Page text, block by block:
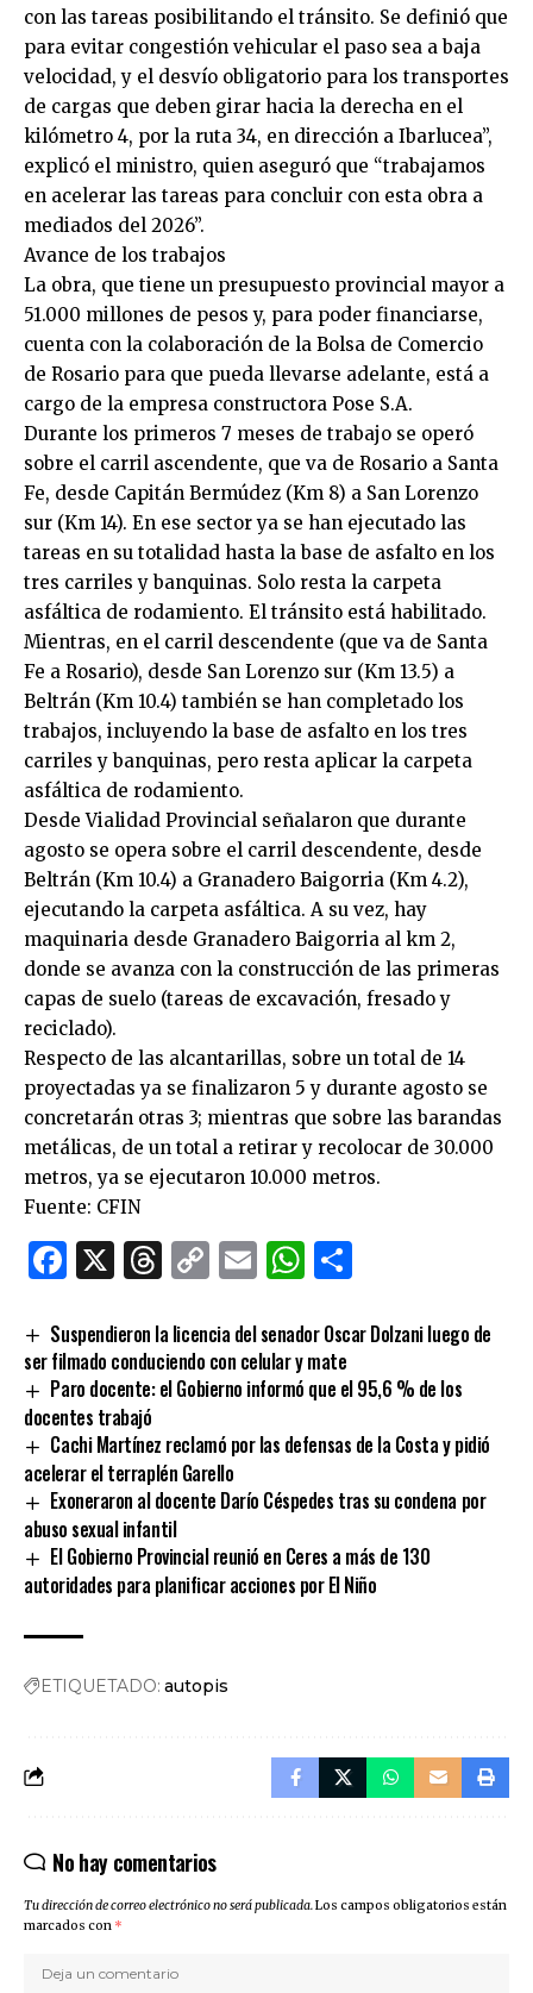
con las tareas posibilitando el tránsito. Se definió que
para evitar congestión vehicular el paso sea a baja
velocidad, y el desvío obligatorio para los transportes
de cargas que deben girar hacia la derecha en el
kilómetro 4, por la ruta 34, en dirección a Ibarlucea”,
explicó el ministro, quien aseguró que “trabajamos
en acelerar las tareas para concluir con esta obra a
mediados del 2026”.
Avance de los trabajos
La obra, que tiene un presupuesto provincial mayor a
51.000 millones de pesos y, para poder financiarse,
cuenta con la colaboración de la Bolsa de Comercio
de Rosario para que pueda llevarse adelante, está a
cargo de la empresa constructora Pose S.A.
Durante los primeros 7 meses de trabajo se operó
sobre el carril ascendente, que va de Rosario a Santa
Fe, desde Capitán Bermúdez (Km 8) a San Lorenzo
sur (Km 14). En ese sector ya se han ejecutado las
tareas en su totalidad hasta la base de asfalto en los
tres carriles y banquinas. Solo resta la carpeta
asfáltica de rodamiento. El tránsito está habilitado.
Mientras, en el carril descendente (que va de Santa
Fe a Rosario), desde San Lorenzo sur (Km 13.5) a
Beltrán (Km 10.4) también se han completado los
trabajos, incluyendo la base de asfalto en los tres
carriles y banquinas, pero resta aplicar la carpeta
asfáltica de rodamiento.
Desde Vialidad Provincial señalaron que durante
agosto se opera sobre el carril descendente, desde
Beltrán (Km 10.4) a Granadero Baigorria (Km 4.2),
ejecutando la carpeta asfáltica. A su vez, hay
maquinaria desde Granadero Baigorria al km 2,
donde se avanza con la construcción de las primeras
capas de suelo (tareas de excavación, fresado y
reciclado).
Respecto de las alcantarillas, sobre un total de 14
proyectadas ya se finalizaron 5 y durante agosto se
concretarán otras 3; mientras que sobre las barandas
metálicas, de un total a retirar y recolocar de 30.000
metros, ya se ejecutaron 10.000 metros.
Fuente: CFIN
Facebook
X Threads
CopyEmailWhatsApp
Suspendieron la licencia del senador Oscar Dolzani luego de
ser filmado conduciendo con celular y mate
Paro docente: el Gobierno informó que el 95,6 % de los
docentes trabajó
Cachi Martínez reclamó por las defensas de la Costa y pidió
acelerar el terraplén Garello
Exoneraron al docente Darío Céspedes tras su condena por
abuso sexual infantil
El Gobierno Provincial reunió en Ceres a más de 130
autoridades para planificar acciones por El Niño
ETIQUETADO: autopis
No hay comentarios
Tu dirección de correo electrónico no será publicada.Los campos obligatorios están
marcados con *